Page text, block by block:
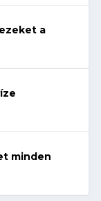
a
minden